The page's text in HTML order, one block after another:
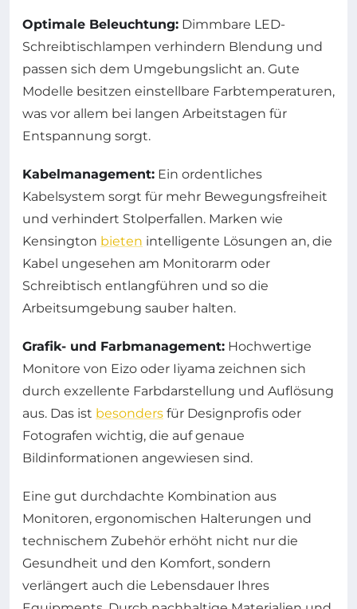
Optimale Beleuchtung: Dimmbare LED-
Schreibtischlampen verhindern Blendung und
passen sich dem Umgebungslicht an. Gute
Modelle besitzen einstellbare Farbtemperaturen,
was vor allem bei langen Arbeitstagen für
Entspannung sorgt.
Kabelmanagement: Ein ordentliches
Kabelsystem sorgt für mehr Bewegungsfreiheit
und verhindert Stolperfallen. Marken wie
Kensington bieten intelligente Lösungen an, die
Kabel ungesehen am Monitorarm oder
Schreibtisch entlangführen und so die
Arbeitsumgebung sauber halten.
Grafik- und Farbmanagement: Hochwertige
Monitore von Eizo oder Iiyama zeichnen sich
durch exzellente Farbdarstellung und Auflösung
aus. Das ist besonders für Designprofis oder
Fotografen wichtig, die auf genaue
Bildinformationen angewiesen sind.
Eine gut durchdachte Kombination aus
Monitoren, ergonomischen Halterungen und
technischem Zubehör erhöht nicht nur die
Gesundheit und den Komfort, sondern
verlängert auch die Lebensdauer Ihres